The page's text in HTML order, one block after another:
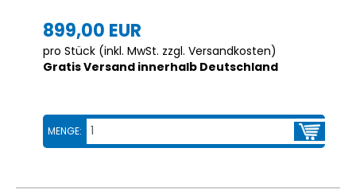
899,00 EUR
pro Stück (inkl. MwSt. zzgl. Versandkosten)
Gratis Versand innerhalb Deutschland
MENGE: